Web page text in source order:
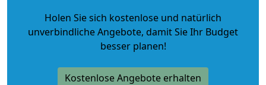
Holen Sie sich kostenlose und natürlich
unverbindliche Angebote, damit Sie Ihr Budget
besser planen!
Kostenlose Angebote erhalten